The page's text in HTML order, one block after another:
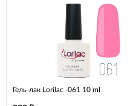
Гель-лак Lorilac -061 10 ml